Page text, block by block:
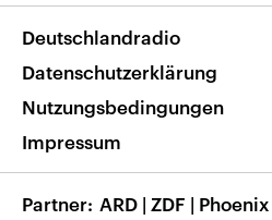
Nachrichten App
Frequenzen
Veranstaltungen
Musikliste
RSS
Barrierefreiheit
Deutschlandradio
Datenschutzerklärung
Nutzungsbedingungen
Impressum
Partner ARD | ZDF | Phoenix